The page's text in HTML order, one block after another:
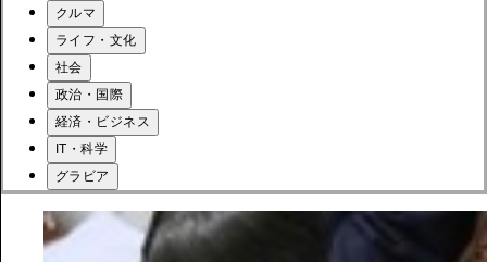
クルマ
ライフ・文化
社会
政治・国際
経済・ビジネス
IT・科学
グラビア